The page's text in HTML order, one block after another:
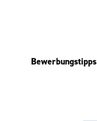
Bewerbungstipps